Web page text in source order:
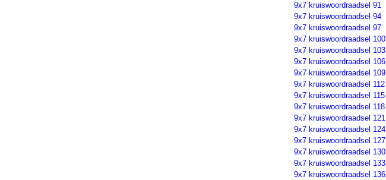
9x7 kruiswoordraadsel 91
9x7 kruiswoordraadsel 94
9x7 kruiswoordraadsel 97
9x7 kruiswoordraadsel 100
9x7 kruiswoordraadsel 103
9x7 kruiswoordraadsel 106
9x7 kruiswoordraadsel 109
9x7 kruiswoordraadsel 112
9x7 kruiswoordraadsel 115
9x7 kruiswoordraadsel 118
9x7 kruiswoordraadsel 121
9x7 kruiswoordraadsel 124
9x7 kruiswoordraadsel 127
9x7 kruiswoordraadsel 130
9x7 kruiswoordraadsel 133
9x7 kruiswoordraadsel 136